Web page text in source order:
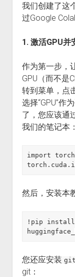
我们创建了这
过Google
1. 激活GPU并
作为第一步，
GPU（而不是
转到菜单，点
选择“GPU”作
了，您应该通
我们的笔记本：
import torch
然后，安装本
!pip install
您还应安装
git：